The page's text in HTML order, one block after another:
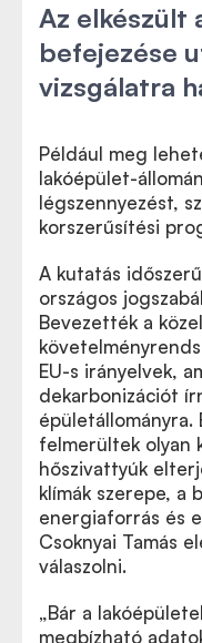
Az elkészült
befejezése
vizsgálatra
Például meg
lakóépület-
légszennyezést,
korszerűsítési
A kutatás
országos
Bevezették a
EU-s irányelvek,
dekarbonizációt
épületállományra.
felmerültek olyan
hőszivattyúk
klímák szerepe, a
energiaforrás és
Csoknyai Tamás
válaszolni.
„Bár a
megbízható